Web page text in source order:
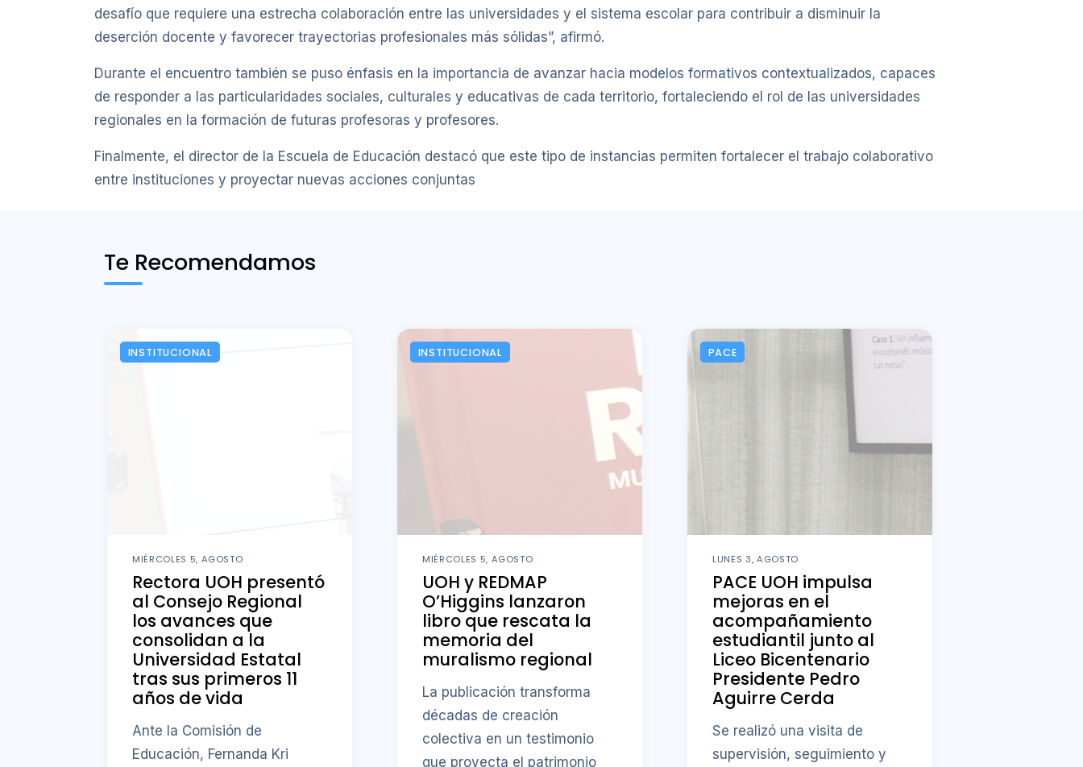
desafío que requiere una estrecha colaboración entre las universidades y el sistema escolar para contribuir a disminuir la
deserción docente y favorecer trayectorias profesionales más sólidas”, afirmó.
Durante el encuentro también se puso énfasis en la importancia de avanzar hacia modelos formativos contextualizados, capaces
de responder a las particularidades sociales, culturales y educativas de cada territorio, fortaleciendo el rol de las universidades
regionales en la formación de futuras profesoras y profesores.
Finalmente, el director de la Escuela de Educación destacó que este tipo de instancias permiten fortalecer el trabajo colaborativo
entre instituciones y proyectar nuevas acciones conjuntas
Te Recomendamos
INSTITUCIONAL
MIÉRCOLES 5, AGOSTO
Rectora UOH presentó
al Consejo Regional
los avances que
consolidan a la
Universidad Estatal
tras sus primeros 11
años de vida
Ante la Comisión de
Educación, Fernanda Kri
INSTITUCIONAL
MIÉRCOLES 5, AGOSTO
UOH y REDMAP
O’Higgins lanzaron
libro que rescata la
memoria del
muralismo regional
La publicación transforma
décadas de creación
colectiva en un testimonio
que proyecta el patrimonio
PACE
LUNES 3, AGOSTO
PACE UOH impulsa
mejoras en el
acompañamiento
estudiantil junto al
Liceo Bicentenario
Presidente Pedro
Aguirre Cerda
Se realizó una visita de
supervisión, seguimiento y